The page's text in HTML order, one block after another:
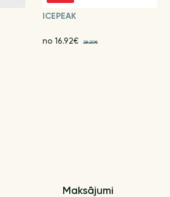
ICEPEAK
no 16.92€ 28.20€
Maksājumi